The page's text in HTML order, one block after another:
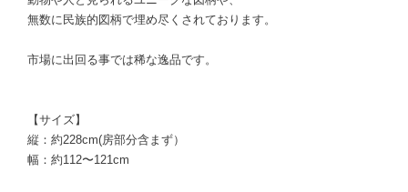
無数に民族的図柄で埋め尽くされております。
市場に出回る事では稀な逸品です。
【サイズ】
縦：約228cm(房部分含まず）
幅：約112〜121cm